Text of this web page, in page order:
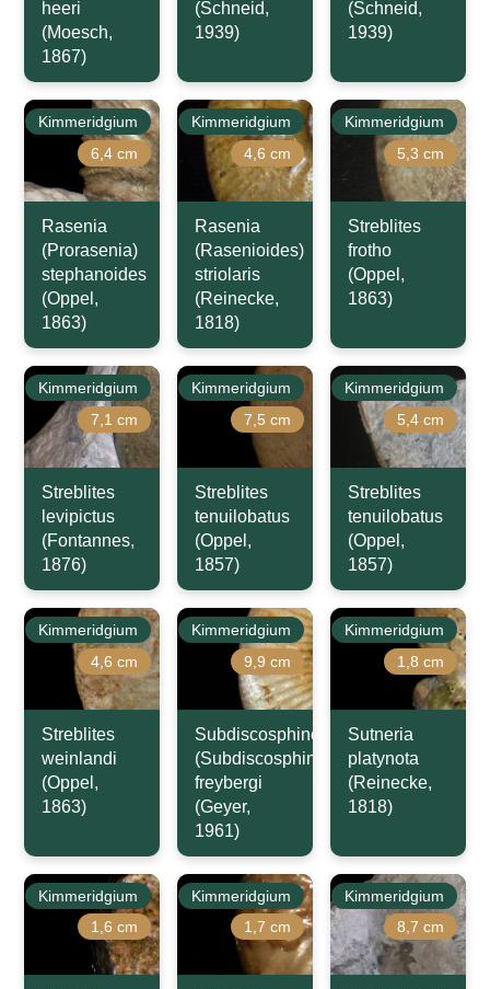
heeri
(Moesch,
1867)
(Schneid,
1939)
(Schneid,
1939)
Kimmeridgium
6,4 cm
Rasenia
(Prorasenia)
stephanoides
(Oppel,
1863)
Kimmeridgium
4,6 cm
Rasenia
(Rasenioides)
striolaris
(Reinecke,
1818)
Kimmeridgium
5,3 cm
Streblites
frotho
(Oppel,
1863)
Kimmeridgium
7,1 cm
Streblites
levipictus
(Fontannes,
1876)
Kimmeridgium
7,5 cm
Streblites
tenuilobatus
(Oppel,
1857)
Kimmeridgium
5,4 cm
Streblites
tenuilobatus
(Oppel,
1857)
Kimmeridgium
4,6 cm
Streblites
weinlandi
(Oppel,
1863)
Kimmeridgium
9,9 cm
Subdiscosphinctes
(Subdiscosphinctes)
freybergi
(Geyer,
1961)
Kimmeridgium
1,8 cm
Sutneria
platynota
(Reinecke,
1818)
Kimmeridgium
1,6 cm
Kimmeridgium
1,7 cm
Kimmeridgium
8,7 cm